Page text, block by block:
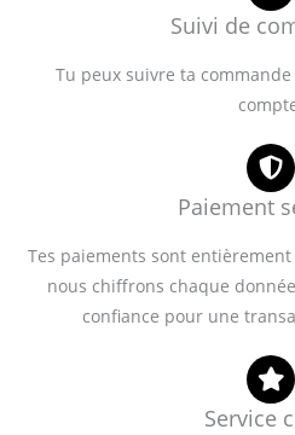
Suivi de
Tu peux suivre ta
Paiement
Tes paiements sont entièrement
nous chiffrons chaque
confiance pour une
Service